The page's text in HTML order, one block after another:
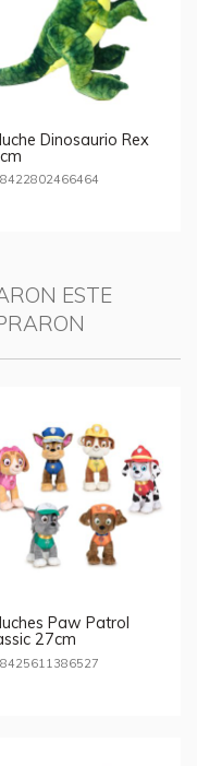
Dinosaurio Rex
8422802466464
ESTE
Paw Patrol
27cm
8425611386527